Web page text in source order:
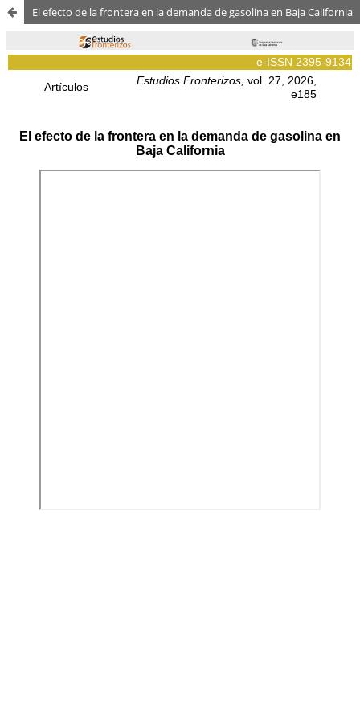
El efecto de la frontera en la demanda de gasolina en Baja California